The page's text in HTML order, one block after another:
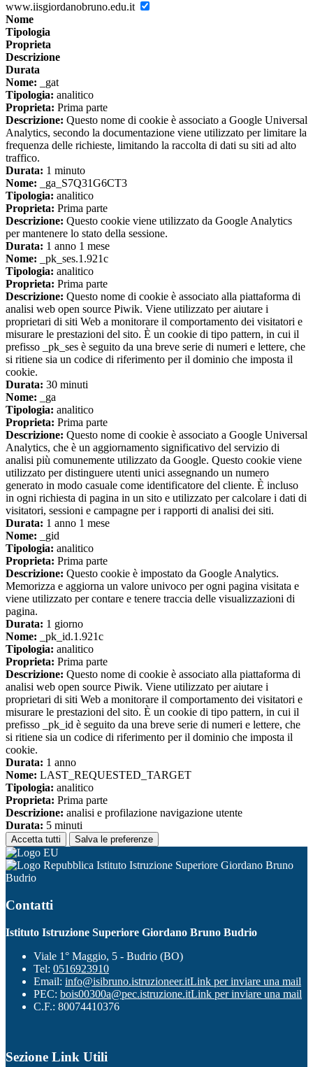
www.iisgiordanobruno.edu.it
Nome
Tipologia
Proprieta
Descrizione
Durata
Nome: _gat
Tipologia: analitico
Proprieta: Prima parte
Descrizione: Questo nome di cookie è associato a Google Universal
Analytics, secondo la documentazione viene utilizzato per limitare la
frequenza delle richieste, limitando la raccolta di dati su siti ad alto
traffico.
Durata: 1 minuto
Nome: _ga_S7Q31G6CT3
Tipologia: analitico
Proprieta: Prima parte
Descrizione: Questo cookie viene utilizzato da Google Analytics
per mantenere lo stato della sessione.
Durata: 1 anno 1 mese
Nome: _pk_ses.1.921c
Tipologia: analitico
Proprieta: Prima parte
Descrizione: Questo nome di cookie è associato alla piattaforma di
analisi web open source Piwik. Viene utilizzato per aiutare i
proprietari di siti Web a monitorare il comportamento dei visitatori e
misurare le prestazioni del sito. È un cookie di tipo pattern, in cui il
prefisso _pk_ses è seguito da una breve serie di numeri e lettere, che
si ritiene sia un codice di riferimento per il dominio che imposta il
cookie.
Durata: 30 minuti
Nome: _ga
Tipologia: analitico
Proprieta: Prima parte
Descrizione: Questo nome di cookie è associato a Google Universal
Analytics, che è un aggiornamento significativo del servizio di
analisi più comunemente utilizzato da Google. Questo cookie viene
utilizzato per distinguere utenti unici assegnando un numero
generato in modo casuale come identificatore del cliente. È incluso
in ogni richiesta di pagina in un sito e utilizzato per calcolare i dati di
visitatori, sessioni e campagne per i rapporti di analisi dei siti.
Durata: 1 anno 1 mese
Nome: _gid
Tipologia: analitico
Proprieta: Prima parte
Descrizione: Questo cookie è impostato da Google Analytics.
Memorizza e aggiorna un valore univoco per ogni pagina visitata e
viene utilizzato per contare e tenere traccia delle visualizzazioni di
pagina.
Durata: 1 giorno
Nome: _pk_id.1.921c
Tipologia: analitico
Proprieta: Prima parte
Descrizione: Questo nome di cookie è associato alla piattaforma di
analisi web open source Piwik. Viene utilizzato per aiutare i
proprietari di siti Web a monitorare il comportamento dei visitatori e
misurare le prestazioni del sito. È un cookie di tipo pattern, in cui il
prefisso _pk_id è seguito da una breve serie di numeri e lettere, che
si ritiene sia un codice di riferimento per il dominio che imposta il
cookie.
Durata: 1 anno
Nome: LAST_REQUESTED_TARGET
Tipologia: analitico
Proprieta: Prima parte
Descrizione: analisi e profilazione navigazione utente
Durata: 5 minuti
Accetta tutti Salva le preferenze
Istituto Istruzione Superiore Giordano Bruno
Budrio
Contatti
Istituto Istruzione Superiore Giordano Bruno Budrio
Viale 1° Maggio, 5 - Budrio (BO)
Tel: 0516923910
Email: info@isibruno.istruzioneer.itLink per inviare una mail
PEC: bois00300a@pec.istruzione.itLink per inviare una mail
C.F.: 80074410376
Sezione Link Utili